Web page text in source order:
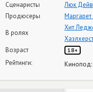
Сценаристы
Люк
Продюсеры
В ролях
Хит
Возраст
18+
Рейтинги: Кинопод: